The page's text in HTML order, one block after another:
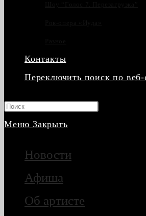
Контакты
Переключить поиск по веб-
Нажмите
Меню Закрыть
Новости
Афиша
Об артисте